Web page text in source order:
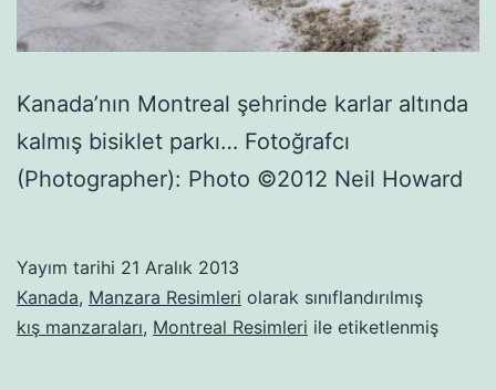
Kanada’nın Montreal şehrinde karlar altında
kalmış bisiklet parkı… Fotoğrafcı
(Photographer): Photo ©2012 Neil Howard
Yayım tarihi 21 Aralık 2013
Kanada, Manzara Resimleri olarak sınıflandırılmış
kış manzaraları, Montreal Resimleri ile etiketlenmiş